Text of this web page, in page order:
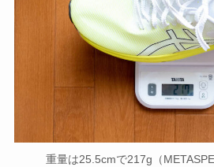
重量は25.5cmで217g（